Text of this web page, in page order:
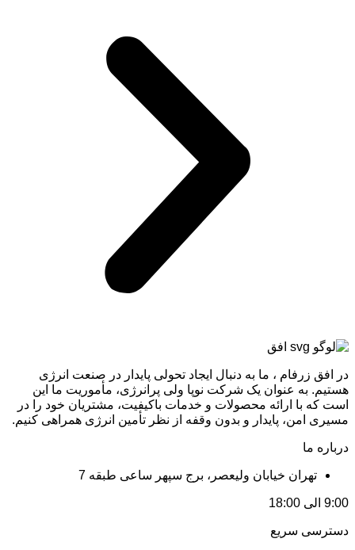
در افق زرفام ، ما به دنبال ایجاد تحولی پایدار در صنعت انرژی
هستیم. به عنوان یک شرکت نوپا ولی پرانرژی، مأموریت ما این
است که با ارائه محصولات و خدمات باکیفیت، مشتریان خود را در
مسیری امن، پایدار و بدون وقفه از نظر تأمین انرژی همراهی کنیم.
درباره ما
تهران خیابان ولیعصر، برج سپهر ساعی طبقه 7
9:00 الی 18:00
دسترسی سریع